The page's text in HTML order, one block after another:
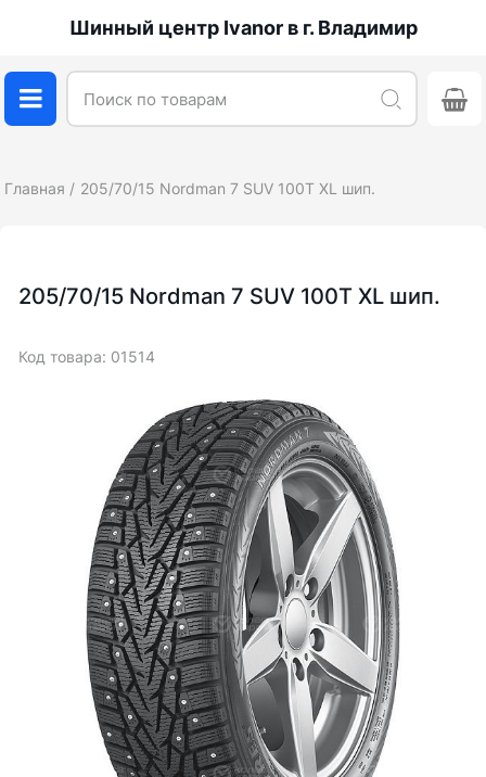
Шинный центр Ivanor в г. Владимир
Главная 205/70/15 Nordman 7 SUV 100T XL шип.
205/70/15 Nordman 7 SUV 100T XL шип.
Код товара: 01514